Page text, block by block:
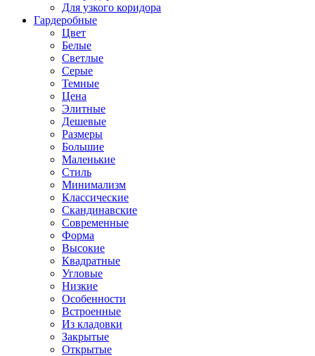
Для узкого коридора
Гардеробные
Цвет
Белые
Светлые
Серые
Темные
Цена
Элитные
Дешевые
Размеры
Большие
Маленькие
Стиль
Минимализм
Классические
Скандинавские
Современные
Форма
Высокие
Квадратные
Угловые
Низкие
Особенности
Встроенные
Из кладовки
Закрытые
Открытые